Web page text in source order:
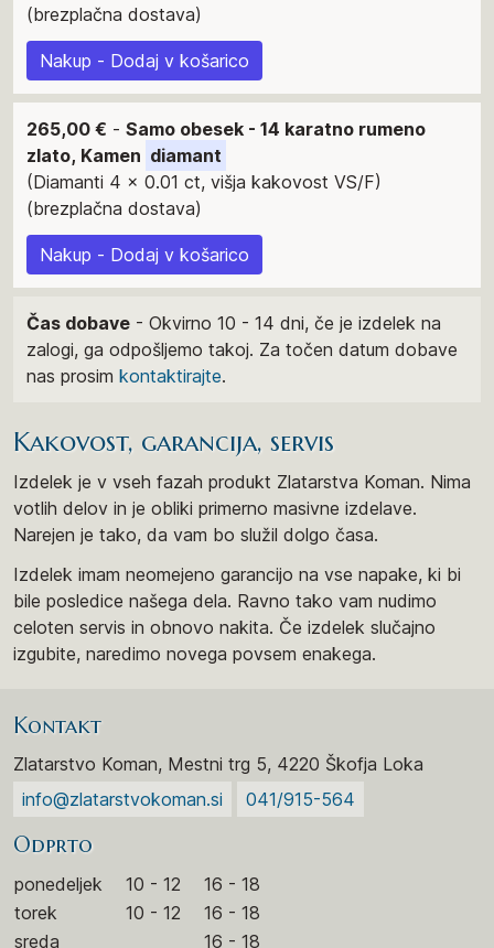
(brezplačna dostava)
Nakup - Dodaj v košarico
265,00 € - Samo obesek - 14 karatno rumeno
zlato, Kamen diamant
(Diamanti 4 x 0.01 ct, višja kakovost VS/F)
(brezplačna dostava)
Nakup - Dodaj v košarico
Čas dobave - Okvirno 10 - 14 dni, če je izdelek na
zalogi, ga odpošljemo takoj. Za točen datum dobave
nas prosim kontaktirajte.
Kakovost, garancija, servis
Izdelek je v vseh fazah produkt Zlatarstva Koman. Nima
votlih delov in je obliki primerno masivne izdelave.
Narejen je tako, da vam bo služil dolgo časa.
Izdelek imam neomejeno garancijo na vse napake, ki bi
bile posledice našega dela. Ravno tako vam nudimo
celoten servis in obnovo nakita. Če izdelek slučajno
izgubite, naredimo novega povsem enakega.
Kontakt
Zlatarstvo Koman, Mestni trg 5, 4220 Škofja Loka
info@zlatarstvokoman.si
041/915-564
Odprto
ponedeljek 10 - 12
16 - 18
torek
10 - 12
16 - 18
sreda
16 - 18